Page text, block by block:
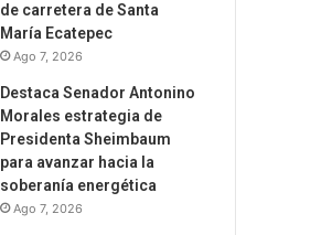
de carretera de Santa
María Ecatepec
Ago 7, 2026
Destaca Senador Antonino
Morales estrategia de
Presidenta Sheimbaum
para avanzar hacia la
soberanía energética
Ago 7, 2026